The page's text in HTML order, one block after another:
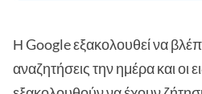
Η Google εξακολουθεί να
αναζητήσεις την ημέρα και οι